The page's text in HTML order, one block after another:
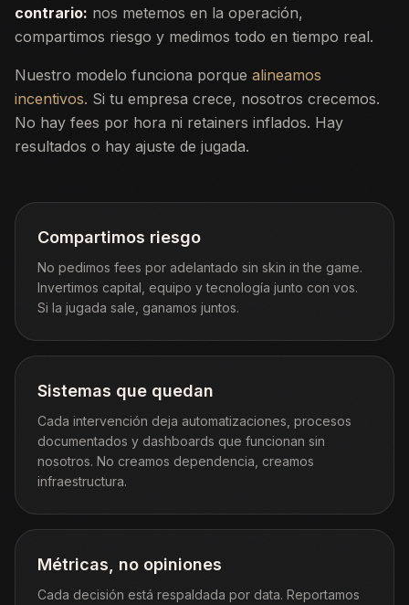
contrario: nos metemos en la operación,
compartimos riesgo y medimos todo en tiempo real.
Nuestro modelo funciona porque alineamos
incentivos. Si tu empresa crece, nosotros crecemos.
No hay fees por hora ni retainers inflados. Hay
resultados o hay ajuste de jugada.
Compartimos riesgo
No pedimos fees por adelantado sin skin in the game.
Invertimos capital, equipo y tecnología junto con vos.
Si la jugada sale, ganamos juntos.
Sistemas que quedan
Cada intervención deja automatizaciones, procesos
documentados y dashboards que funcionan sin
nosotros. No creamos dependencia, creamos
infraestructura.
Métricas, no opiniones
Cada decisión está respaldada por data. Reportamos